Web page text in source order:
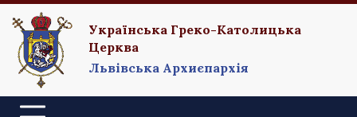
Українська Греко-Католицька
Церква
Львівська Архиєпархія